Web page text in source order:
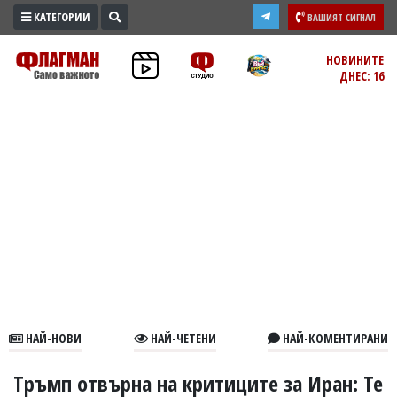
ПРОМО
ЗОНА
В
КАТЕГОРИИ ВАШИЯТ СИГНАЛ
НОВИНИТЕ
ДНЕС: 16
НАЙ-НОВИ НАЙ-ЧЕТЕНИ НАЙ-КОМЕНТИРАНИ
Тръмп отвърна на критиците за Иран: Те